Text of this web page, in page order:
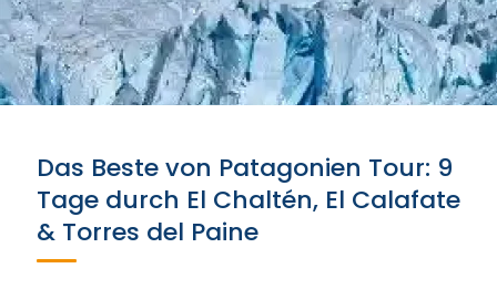
Das Beste von Patagonien Tour: 9
Tage durch El Chaltén, El Calafate
& Torres del Paine